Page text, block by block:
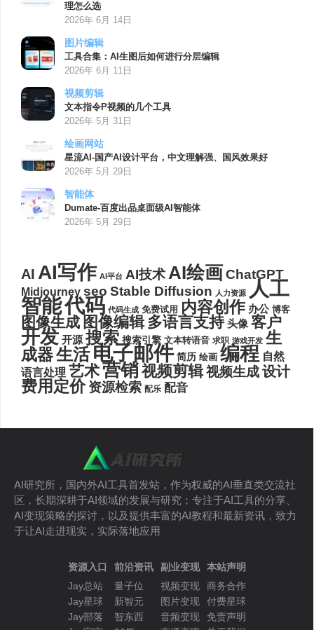
理怎么选
2026年 6月 14日
图片编辑
工具合集：AI生图后如何进行分层编辑
2026年 6月 11日
视频剪辑
文本指令P视频的几个工具
2026年 5月 31日
绘画网站
星流AI-国产AI设计平台，中文理解强、国风效果好
2026年 5月 29日
智能体
Dumate-百度出品桌面级AI智能体
2026年 5月 29日
AI AI写作 AI平台 AI技术AI绘画ChatGPT
Midjourney seo Stable Diffusion 人力资源 人工
智能代码 代码生成 免费试用 内容创作 办公 博客
图像生成 图像编辑 多语言支持 头像 客户
开发 开源 搜索 搜索引擎 文本转语音 求职 游戏开发 生
成器生活电子邮件 简历 绘画 编程 自然
语言处理 艺术营销视频剪辑视频生成设计
费用定价 资源检索 配乐 配音
AI研究所，国内外AI工具首发站，作为权威的AI垂直类交流社
区，长期深耕于AI领域的发展与研究；专注于AI工具的分享、
AI变现策略的探讨，以及提供丰富的AI教程和最新资讯，致力
于让AI走进现实，实际落地应用
资源入口
Jay总站
Jay星球
Jay部落
前沿资讯
量子位
新智元
智东西
副业变现
视频变现
图片变现
音频变现
本站声明
商务合作
付费星球
免责声明